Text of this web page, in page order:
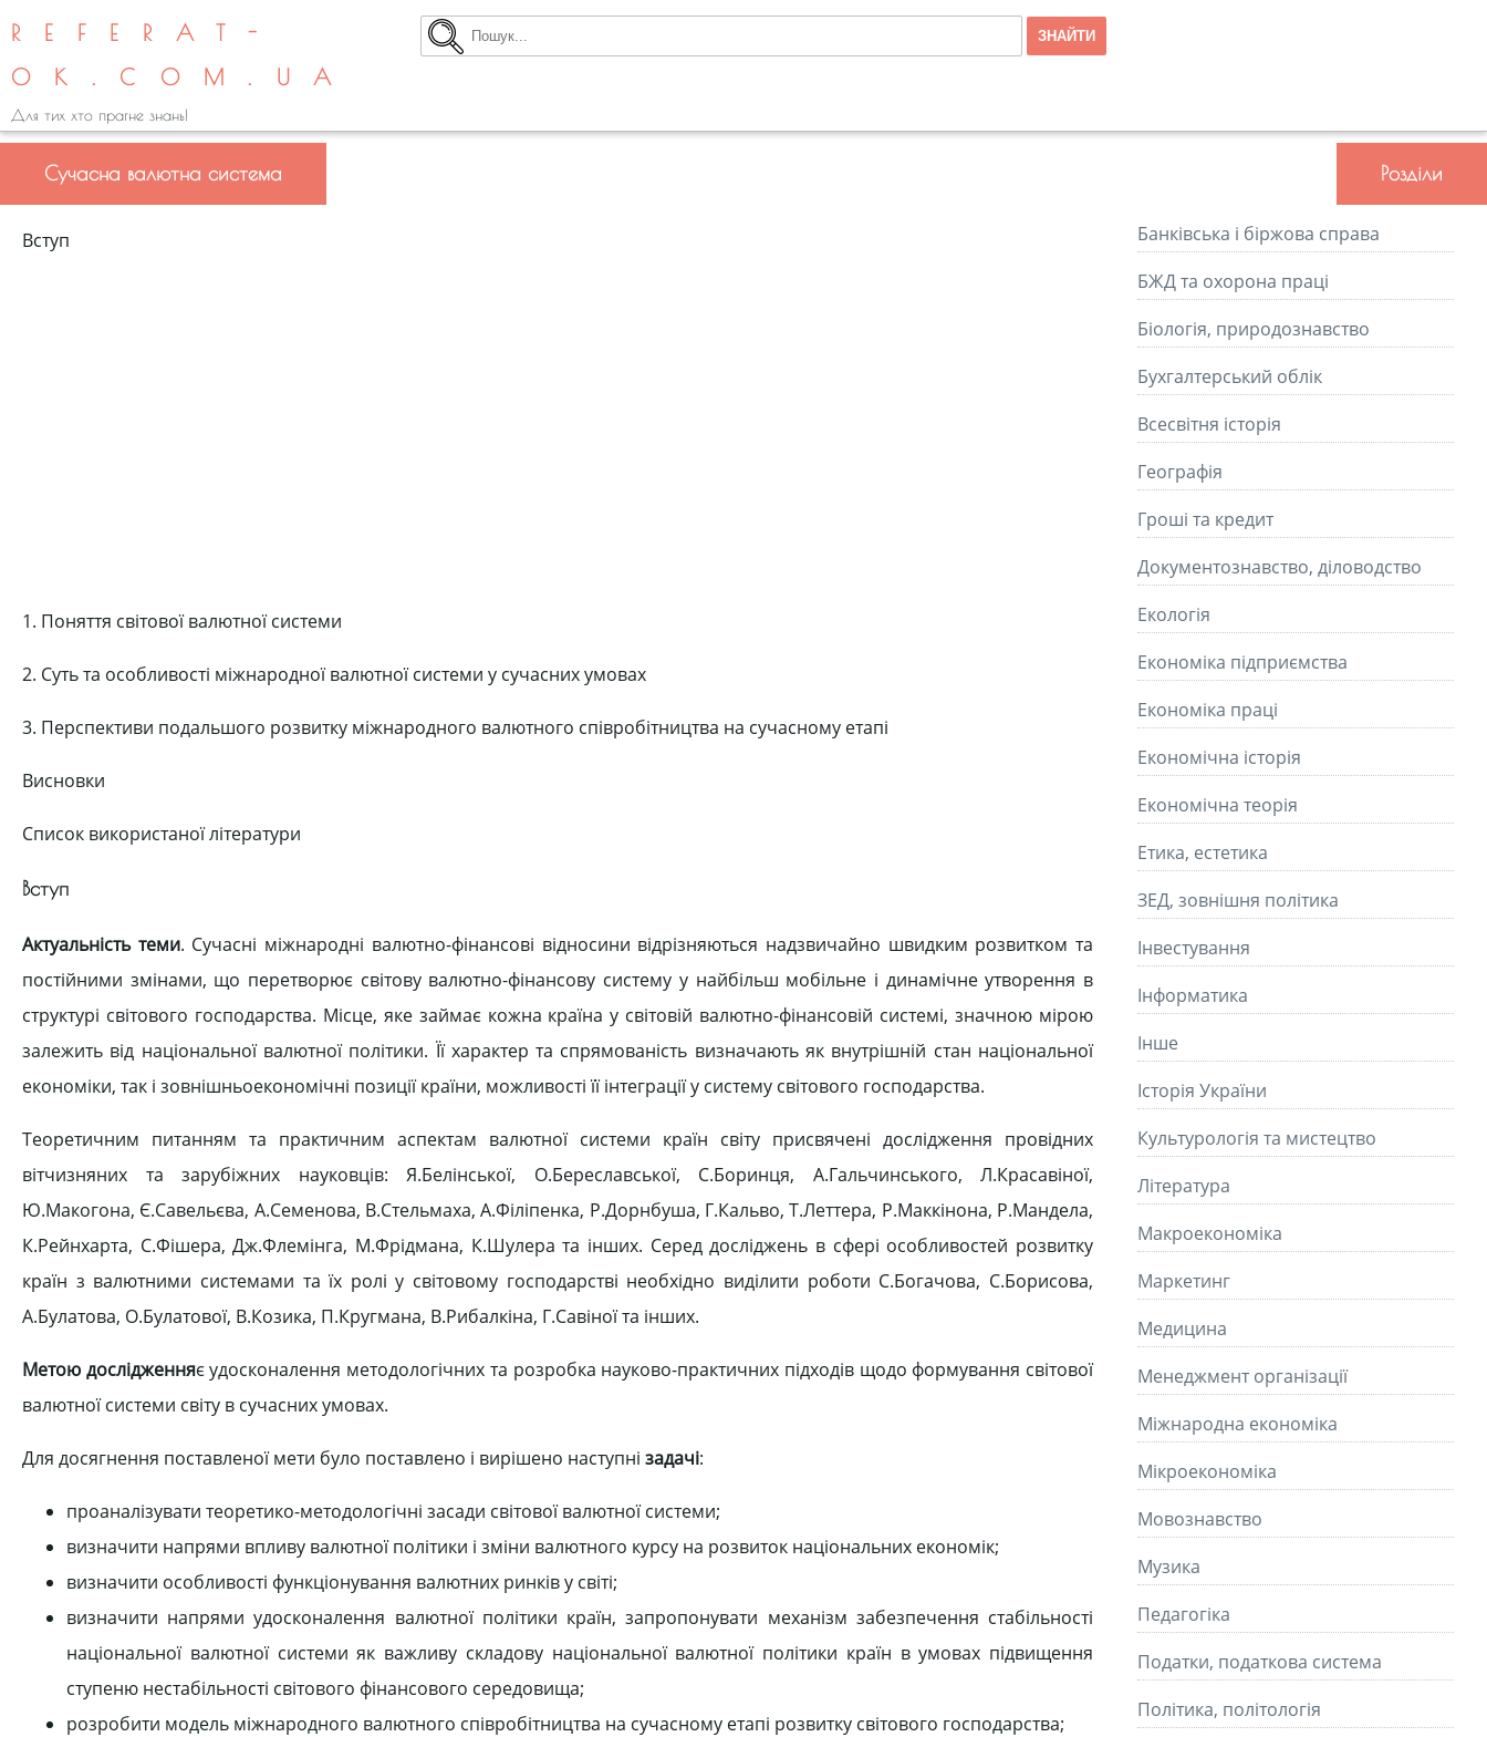
REFERAT-
OK.COM.UA
Для тих хто прагне знань!
Сучасна валютна система
Вступ
1. Поняття світової валютної системи
2. Суть та особливості міжнародної валютної системи у сучасних умовах
3. Перспективи подальшого розвитку міжнародного валютного співробітництва на сучасному етапі
Висновки
Список використаної літератури
Вступ
Актуальність теми. Сучасні міжнародні валютно-фінансові відносини відрізняються надзвичайно швидким розвитком та
постійними змінами, що перетворює світову валютно-фінансову систему у найбільш мобільне і динамічне утворення в
структурі світового господарства. Місце, яке займає кожна країна у світовій валютно-фінансовій системі, значною мірою
залежить від національної валютної політики. Її характер та спрямованість визначають як внутрішній стан національної
економіки, так і зовнішньоекономічні позиції країни, можливості її інтеграції у систему світового господарства.
Теоретичним питанням та практичним аспектам валютної системи країн світу присвячені дослідження провідних
вітчизняних та зарубіжних науковців: Я.Белінської, О.Береславської, С.Боринця, А.Гальчинського, Л.Красавіної,
Ю.Макогона, Є.Савельєва, А.Семенова, В.Стельмаха, А.Філіпенка, Р.Дорнбуша, Г.Кальво, Т.Леттера, Р.Маккінона, Р.Мандела,
К.Рейнхарта, С.Фішера, Дж.Флемінга, М.Фрідмана, К.Шулера та інших. Серед досліджень в сфері особливостей розвитку
країн з валютними системами та їх ролі у світовому господарстві необхідно виділити роботи С.Богачова, С.Борисова,
А.Булатова, О.Булатової, В.Козика, П.Кругмана, В.Рибалкіна, Г.Савіної та інших.
Метою дослідженняє удосконалення методологічних та розробка науково-практичних підходів щодо формування світової
валютної системи світу в сучасних умовах.
Для досягнення поставленої мети було поставлено і вирішено наступні задачі:
проаналізувати теоретико-методологічні засади світової валютної системи;
визначити напрями впливу валютної політики і зміни валютного курсу на розвиток національних економік;
визначити особливості функціонування валютних ринків у світі;
визначити напрями удосконалення валютної політики країн, запропонувати механізм забезпечення стабільності
національної валютної системи як важливу складову національної валютної політики країн в умовах підвищення
ступеню нестабільності світового фінансового середовища;
розробити модель міжнародного валютного співробітництва на сучасному етапі розвитку світового господарства;
Розділи
Банківська і біржова справа
БЖД та охорона праці
Біологія, природознавство
Бухгалтерський облік
Всесвітня історія
Географія
Гроші та кредит
Документознавство, діловодство
Екологія
Економіка підприємства
Економіка праці
Економічна історія
Економічна теорія
Етика, естетика
ЗЕД, зовнішня політика
Інвестування
Інформатика
Інше
Історія України
Культурологія та мистецтво
Літературa
Макроекономіка
Маркетинг
Медицина
Менеджмент організації
Міжнародна економіка
Мікроекономіка
Мовознавство
Музика
Педагогіка
Податки, податкова система
Політика, політологія